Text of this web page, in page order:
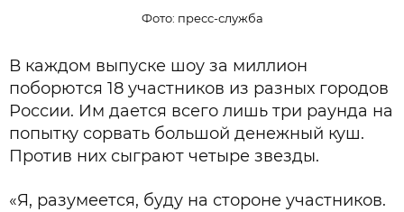
Фото: пресс-служба
В каждом выпуске шоу за миллион
поборются 18 участников из разных городов
России. Им дается всего лишь три раунда на
попытку сорвать большой денежный куш.
Против них сыграют четыре звезды.
«Я, разумеется, буду на стороне участников.